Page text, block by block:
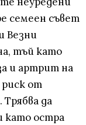
семеен съвет
Везни
тъй като
и артрит на
от
Трябва да
като остра